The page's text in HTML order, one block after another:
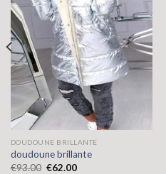
DOUDOUNE BRILLANTE
doudoune brillante
€93.00 €62.00